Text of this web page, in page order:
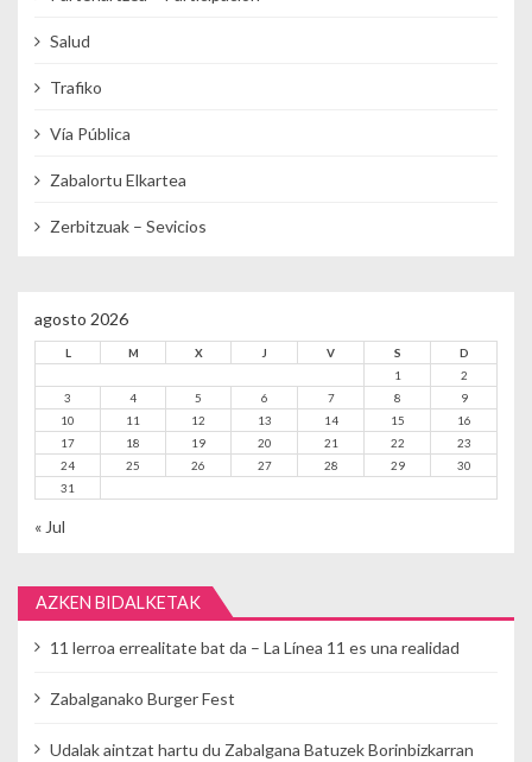
Salud
Trafiko
Vía Pública
Zabalortu Elkartea
Zerbitzuak – Sevicios
agosto 2026
L M X J V S
D
1
2
3
4 5 6 7 8
9
10
11 12 13 14 15
16
17
18 19 20 21 22
23
24
25 26 27 28 29
30
31
« Jul
AZKEN BIDALKETAK
11 lerroa errealitate bat da – La Línea 11 es una realidad
Zabalganako Burger Fest
Udalak aintzat hartu du Zabalgana Batuzek Borinbizkarran